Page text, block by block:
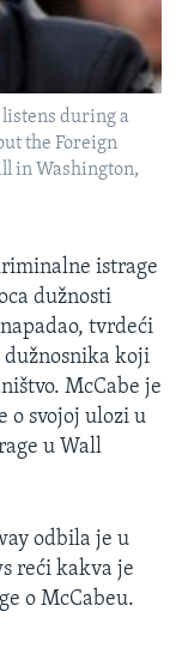
during a
the Foreign
in Washington,
istrage
dužnosti
tvrdeći
koji
McCabe je
o svojoj ulozi u
u Wall
odbila je u
reći kakva je
o McCabeu.